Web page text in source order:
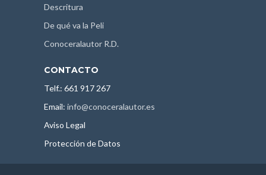
Descritura
De qué va la Peli
Conoceralautor R.D.
CONTACTO
Telf.: 661 917 267
Email: info@conoceralautor.es
Aviso Legal
Protección de Datos